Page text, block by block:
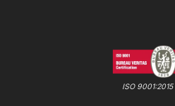
ISO 9001:2015